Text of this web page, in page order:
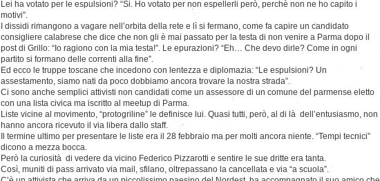
Lei ha votato per le espulsioni? “Si. Ho votato per non espellerli però, perchè non ne ho capito i
motivi”.
I dissidi rimangono a vagare nell’orbita della rete e lì si fermano, come fa capire un candidato
consigliere calabrese che dice che non gli è mai passato per la testa di non venire a Parma dopo il
post di Grillo: “Io ragiono con la mia testa!”. Le epurazioni? “Eh… Che devo dirle? Come in ogni
partito si formano delle correnti alla fine”.
Ed ecco le truppe toscane che incedono con lentezza e diplomazia: “Le espulsioni? Un
assestamento, siamo nati da poco dobbiamo ancora trovare la nostra strada”.
Ci sono anche semplici attivisti non candidati come un assessore di un comune del parmense eletto
con una lista civica ma iscritto al meetup di Parma.
Liste vicine al movimento, “protogriline” le definisce lui. Quasi tutti, però, al di là dell’entusiasmo, non
hanno ancora ricevuto il via libera dallo staff.
Il termine ultimo per presentare le liste era il 28 febbraio ma per molti ancora niente. “Tempi tecnici”
dicono a mezza bocca.
Però la curiosità di vedere da vicino Federico Pizzarotti e sentire le sue dritte era tanta.
Così, muniti di pass arrivato via mail, sfilano, oltrepassano la cancellata e via “a scuola”.